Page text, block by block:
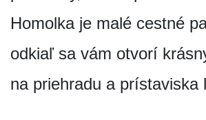
Homolka je malé cestné
odkiaľ sa vám otvorí
na priehradu a prístaviska